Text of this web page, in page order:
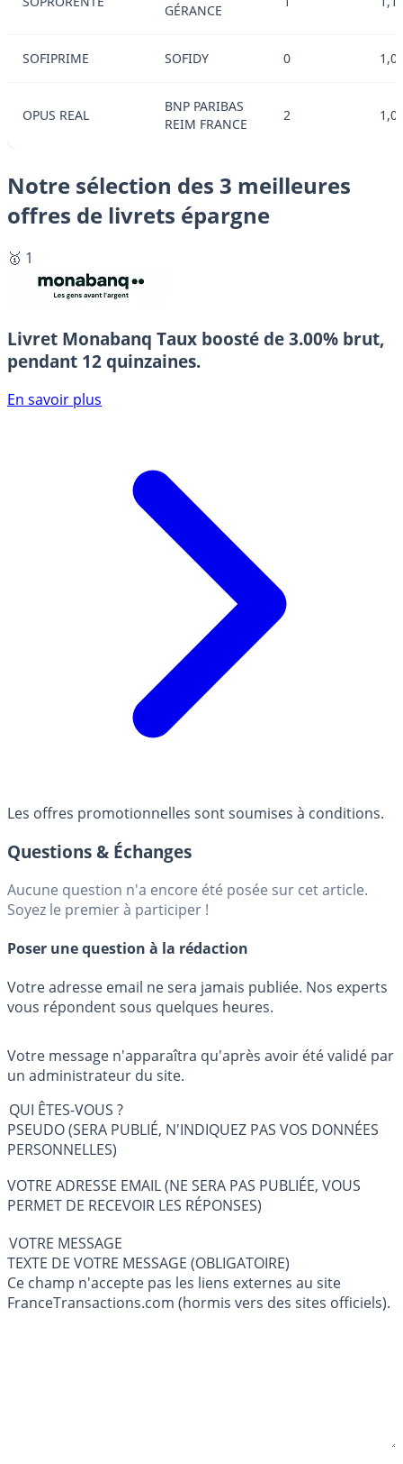
GÉRANCE
SOFIPRIME SOFIDY 0
OPUS REAL
BNP PARIBAS
REIM FRANCE
2
Notre sélection des 3 meilleures
offres de livrets épargne
🥇 1
Livret Monabanq Taux boosté de 3.00% brut,
pendant 12 quinzaines.
En savoir plus
Les offres promotionnelles sont soumises à conditions.
Questions & Échanges
Aucune question n'a encore été posée sur cet article.
Soyez le premier à participer !
Poser une question à la rédaction
Votre adresse email ne sera jamais publiée. Nos experts
vous répondent sous quelques heures.
Votre message n'apparaîtra qu'après avoir été validé par
un administrateur du site.
QUI ÊTES-VOUS ?
PSEUDO (SERA PUBLIÉ, N'INDIQUEZ PAS VOS DONNÉES
PERSONNELLES)
VOTRE ADRESSE EMAIL (NE SERA PAS PUBLIÉE, VOUS
PERMET DE RECEVOIR LES RÉPONSES)
VOTRE MESSAGE
TEXTE DE VOTRE MESSAGE (OBLIGATOIRE)
Ce champ n'accepte pas les liens externes au site
FranceTransactions.com (hormis vers des sites officiels).